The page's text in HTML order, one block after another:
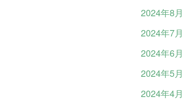
2024年8月
2024年7月
2024年6月
2024年5月
2024年4月